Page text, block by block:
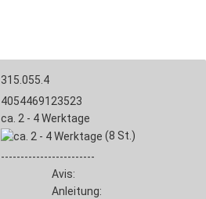
315.055.4
4054469123523
ca. 2 - 4 Werktage
(8 St.)
------------------------
Avis:
Anleitung: